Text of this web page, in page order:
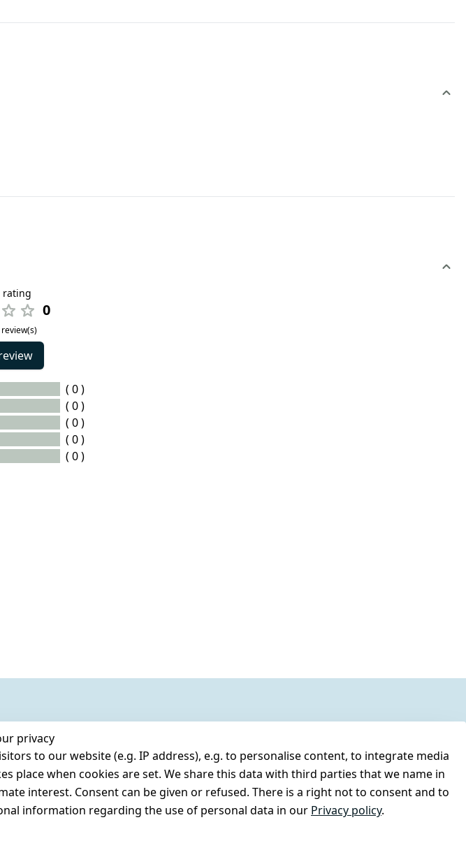
rating
0
( 0 )
( 0 )
( 0 )
( 0 )
( 0 )
privacy
to our website (e.g. IP address), e.g. to personalise content, to integrate media
place when cookies are set. We share this data with third parties that we name in
interest. Consent can be given or refused. There is a right not to consent and to
information regarding the use of personal data in our Privacy policy.